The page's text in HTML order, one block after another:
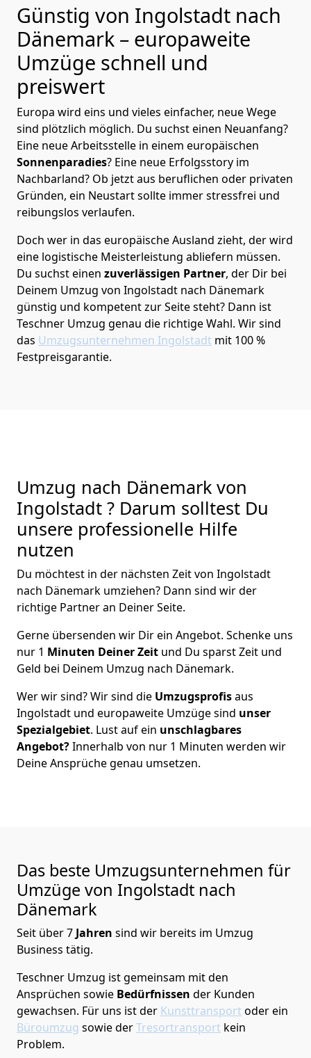
Günstig von Ingolstadt nach
Dänemark – europaweite
Umzüge schnell und
preiswert
Europa wird eins und vieles einfacher, neue Wege
sind plötzlich möglich. Du suchst einen Neuanfang?
Eine neue Arbeitsstelle in einem europäischen
Sonnenparadies? Eine neue Erfolgsstory im
Nachbarland? Ob jetzt aus beruflichen oder privaten
Gründen, ein Neustart sollte immer stressfrei und
reibungslos verlaufen.
Doch wer in das europäische Ausland zieht, der wird
eine logistische Meisterleistung abliefern müssen.
Du suchst einen zuverlässigen Partner, der Dir bei
Deinem Umzug von Ingolstadt nach Dänemark
günstig und kompetent zur Seite steht? Dann ist
Teschner Umzug genau die richtige Wahl. Wir sind
das Umzugsunternehmen Ingolstadt mit 100 %
Festpreisgarantie.
Umzug nach Dänemark von
Ingolstadt ? Darum solltest Du
unsere professionelle Hilfe
nutzen
Du möchtest in der nächsten Zeit von Ingolstadt
nach Dänemark umziehen? Dann sind wir der
richtige Partner an Deiner Seite.
Gerne übersenden wir Dir ein Angebot. Schenke uns
nur 1 Minuten Deiner Zeit und Du sparst Zeit und
Geld bei Deinem Umzug nach Dänemark.
Wer wir sind? Wir sind die Umzugsprofisaus
Ingolstadt und europaweite Umzüge sind unser
Spezialgebiet. Lust auf ein unschlagbares
Angebot?Innerhalb von nur 1 Minuten werden wir
Deine Ansprüche genau umsetzen.
Das beste Umzugsunternehmen für
Umzüge von Ingolstadt nach
Dänemark
Seit über7 Jahren sind wir bereits im Umzug
Business tätig.
Teschner Umzug ist gemeinsam mit den
Ansprüchen sowie Bedürfnissen der Kunden
gewachsen. Für uns ist der Kunsttransport oder ein
Büroumzug sowie derTresortransport kein
Problem.